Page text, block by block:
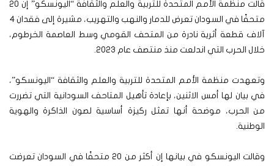
قالت منظمة الأمم المتحدة للتربية والعلم والثقافة “اليونسكو” إن 20
متحفًا في السودان تعرض للدمار والنهب والتهريب، مشيرة إلى فقدان 4
آلاف قطعة أثرية نادرة من المتحف القومي وسط العاصمة الخرطوم،
خلال الحرب التي اندلعت منذ منتصف عام 2023.
وتعهدت منظمة الأمم المتحدة للتربية والعلم والثقافة “اليونسكو”،
في بيان لها أمس الاثنين، بإعادة تأهيل المتاحف السودانية التي تضررت
من الحرب، موضحة أنها تمثل ركيزة أساسية لصون الذاكرة والهوية
الوطنية.
وقالت اليونسكو في بيانها إن أكثر من 20 متحفًا في السودان تعرضت